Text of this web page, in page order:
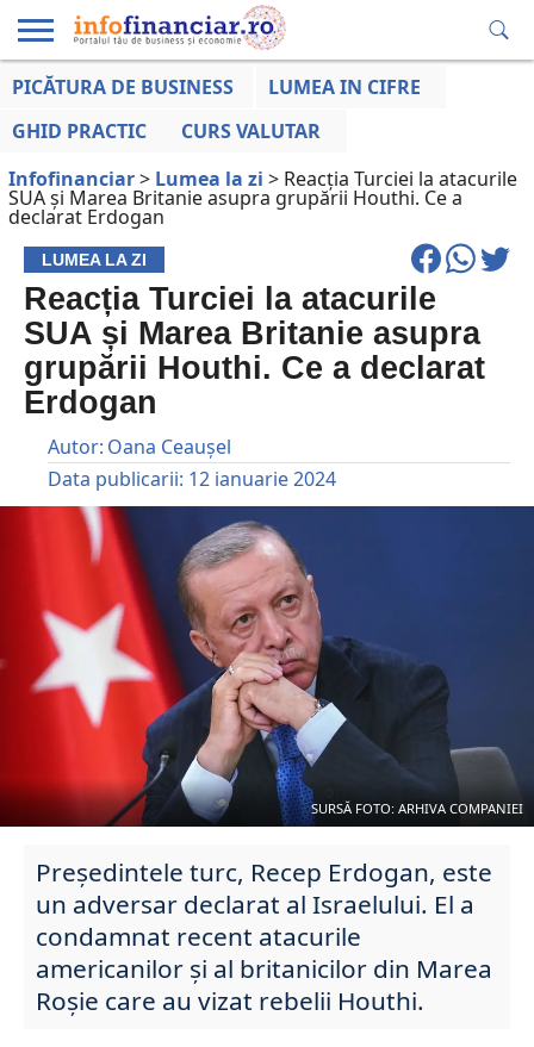
EDUCAȚIE
LA ZI
AFACERILOR
PICĂTURA DE BUSINESS
LUMEA IN CIFRE
GHID PRACTIC
CURS VALUTAR
Infofinanciar> Lumea la zi > Reacția Turciei la atacurile
SUA și Marea Britanie asupra grupării Houthi. Ce a
declarat Erdogan
LUMEA LA ZI
Reacția Turciei la atacurile
SUA și Marea Britanie asupra
grupării Houthi. Ce a declarat
Erdogan
Autor: Oana Ceaușel
Data publicarii: 12 ianuarie 2024
SURSĂ FOTO: ARHIVA COMPANIEI
Președintele turc, Recep Erdogan, este
un adversar declarat al Israelului. El a
condamnat recent atacurile
americanilor și al britanicilor din Marea
Roșie care au vizat rebelii Houthi.